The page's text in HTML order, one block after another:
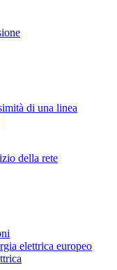
di una linea
della rete
elettrica europeo